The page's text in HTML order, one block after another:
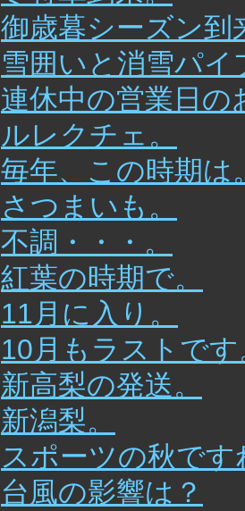
御歳暮シーズン到
雪囲いと消雪パイ
連休中の営業日の
ルレクチェ。
毎年、この時期は
さつまいも。
不調・・・。
紅葉の時期で。
11月に入り。
10月もラストです
新高梨の発送。
新潟梨。
スポーツの秋です
台風の影響は？